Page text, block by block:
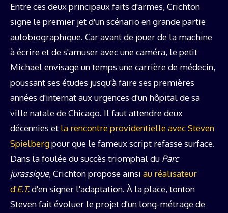
Entre ces deux principaux faits d'armes, Crichton
signe le premier jet d'un scénario en grande partie
autobiographique. Car avant de jouer de la machine
à écrire et de s'amuser avec une caméra, le petit
Michael envisage un temps une carrière de médecin,
poussant ses études jusqu'à faire ses premières
années d'internat aux urgences d'un hôpital de sa
ville natale de Chicago. Il faut attendre deux
décennies et la rencontre providentielle avec Steven
Spielbergpour que le fameux script refasse surface.
Dans la foulée du succès triomphal du Parc
jurassique, Crichton propose ainsi au réalisateur
d'E.T.d'en signer l'adaptation. À la place, tonton
Steven fait évoluer le projet d'un long-métrage de